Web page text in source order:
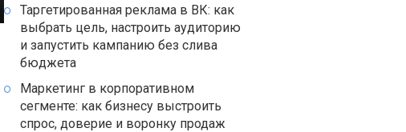
Таргетированная реклама в ВК: как
выбрать цель, настроить аудиторию
и запустить кампанию без слива
бюджета
Маркетинг в корпоративном
сегменте: как бизнесу выстроить
спрос, доверие и воронку продаж